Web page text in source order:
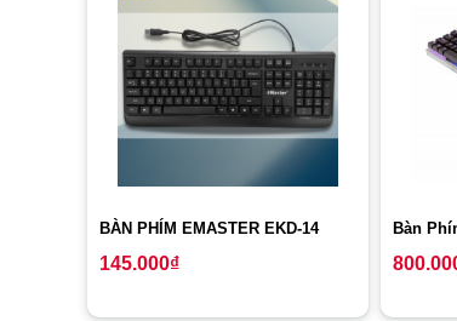
BÀN PHÍM EMASTER EKD-14
145.000₫
Bàn